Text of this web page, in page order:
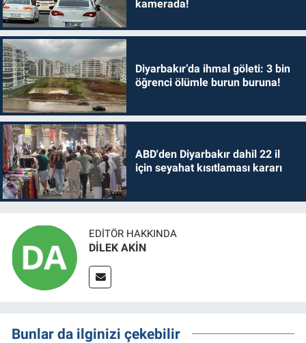
kamerada!
Diyarbakır’da ihmal göleti: 3 bin
öğrenci ölümle burun buruna!
ABD'den Diyarbakır dahil 22 il
için seyahat kısıtlaması kararı
EDITÖR HAKKINDA
DİLEK AKİN
Bunlar da ilginizi çekebilir